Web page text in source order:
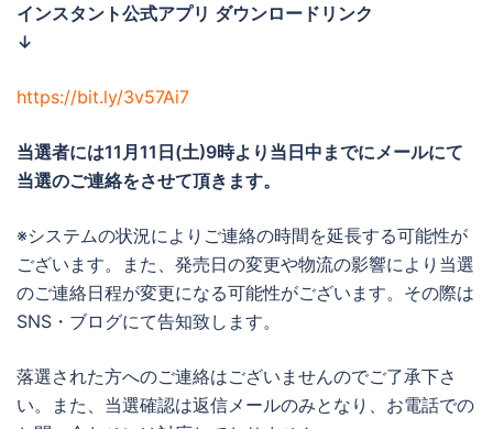
インスタント公式アプリ ダウンロードリンク
↓
https://bit.ly/3v57Ai7
当選者には11月11日(土)9時より当日中までに メールにて
当選のご連絡をさせて頂きます。
※システムの状況によりご連絡の時間を延長する可能性が
ございます。また、発売日の変更や物流の影響により当選
のご連絡日程が変更になる可能性がございます。その際は
SNS・ブログにて告知致します。
落選された方へのご連絡はございませんのでご了承下さ
い。また、当選確認は返信メールのみとなり、お電話での